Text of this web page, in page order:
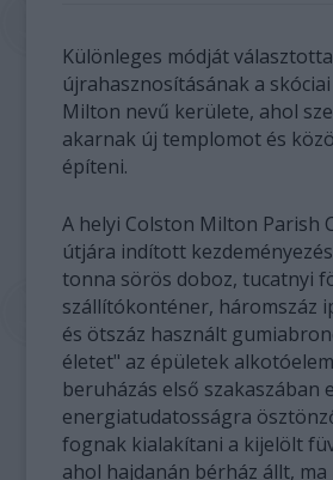
Különleges módját
újrahasznosításának a
Milton nevű kerülete, ahol
akarnak új templomot és
építeni.
A helyi Colston Milton Parish
útjára indított
tonna sörös doboz, tucatnyi
szállítókonténer, háromszáz
és ötszáz használt
életet" az épületek
beruházás első szakaszában
energiatudatosságra
fognak kialakítani a kijelölt
ahol hajdanán bérház állt,